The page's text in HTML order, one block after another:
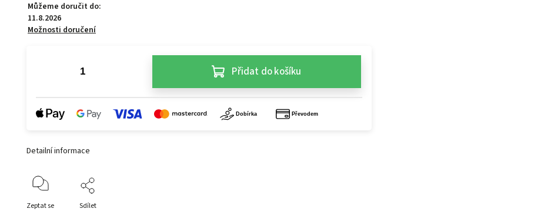
Můžeme doručit do:
11.8.2026
Možnosti doručení
Přidat do košíku
Detailní informace
Zeptat se Sdílet